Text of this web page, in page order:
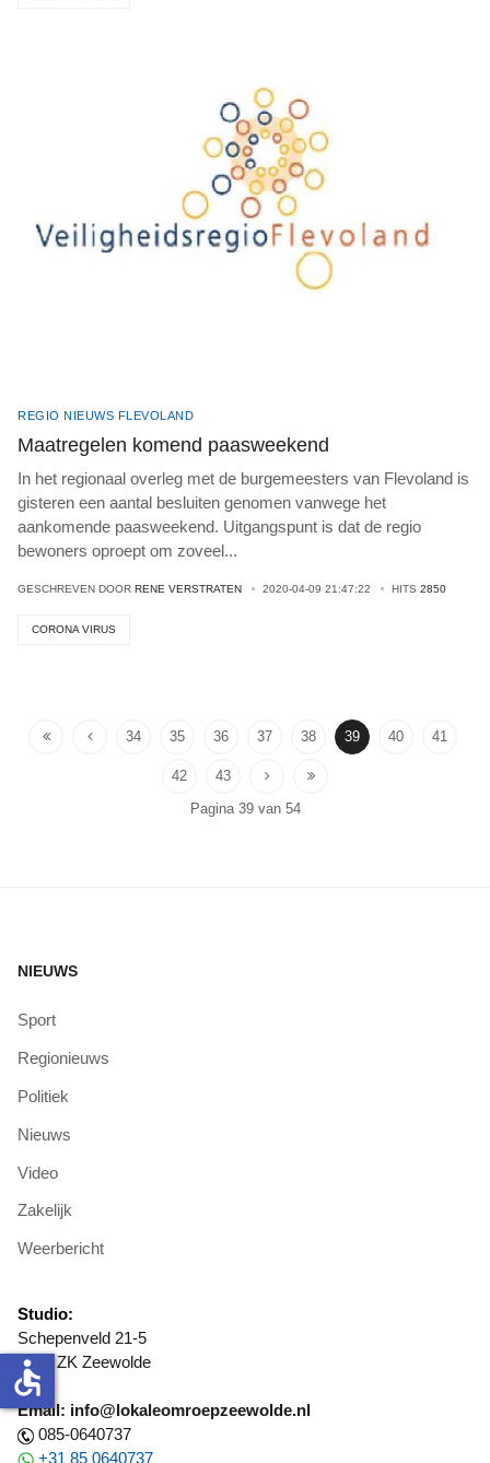
REGIO NIEUWS FLEVOLAND
Maatregelen komend paasweekend
In het regionaal overleg met de burgemeesters van Flevoland is
gisteren een aantal besluiten genomen vanwege het
aankomende paasweekend. Uitgangspunt is dat de regio
bewoners oproept om zoveel...
GESCHREVEN DOOR RENE VERSTRATEN 2020-04-09 21:47:22 HITS 2850
CORONA VIRUS
34 35 36 37 38 39 40 41
42
43
Pagina 39 van 54
NIEUWS
Sport
Regionieuws
Politiek
Nieuws
Video
Zakelijk
Weerbericht
Studio:
Schepenveld 21-5
3891 ZK Zeewolde
Email: info@lokaleomroepzeewolde.nl
085-0640737
+31 85 0640737
accessible